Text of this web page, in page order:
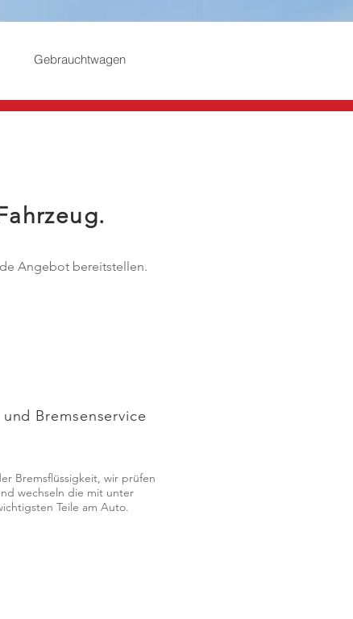
Gebrauchtwagen
Angebot bereitstellen.
Bremsenservice
Bremsflüssigkeit, wir prüfen
wechseln die mit unter
Teile am Auto.